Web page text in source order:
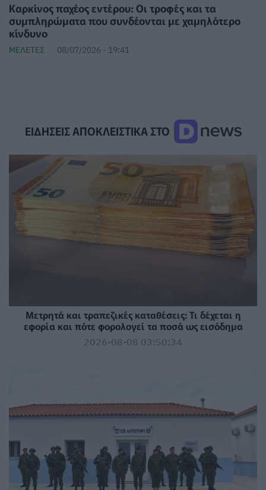
Καρκίνος παχέος εντέρου: Οι τροφές και τα
συμπληρώματα που συνδέονται με χαμηλότερο
κίνδυνο
ΜΕΛΈΤΕΣ 08/07/2026 - 19:41
ΕΙΔΗΣΕΙΣ ΑΠΟΚΛΕΙΣΤΙΚΑ ΣΤΟ
Μετρητά και τραπεζικές καταθέσεις: Τι δέχεται η
εφορία και πότε φορολογεί τα ποσά ως εισόδημα
2026-08-08 03:50:34